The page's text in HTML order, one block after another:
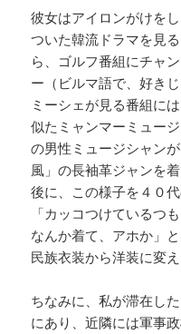
彼女はアイロンがけを
ついた韓流ドラマを見
ら、ゴルフ番組にチャ
ー（ビルマ語で、好き
ミーシェが見る番組に
似たミャンマーミュー
の男性ミュージシャン
風」の長袖革ジャンを着
後に、この様子を４０
「カッコつけているつ
なんか着て、アホか」
民族衣装から洋装に変
ちなみに、私が滞在し
にあり、近隣には軍事